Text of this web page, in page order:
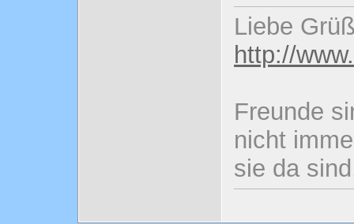
Liebe
http://
Freunde
nicht
sie da